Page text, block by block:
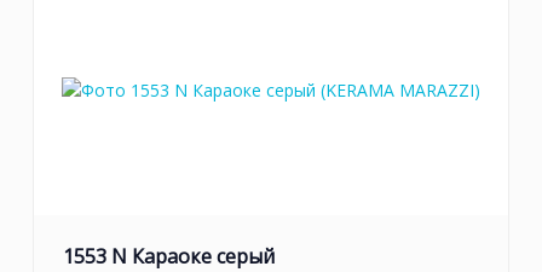
1553 N Караоке серый